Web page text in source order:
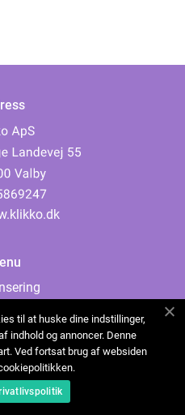
oss
til at huske dine indstillinger,
indhold og annoncer. Denne
Ved fortsat brug af websiden